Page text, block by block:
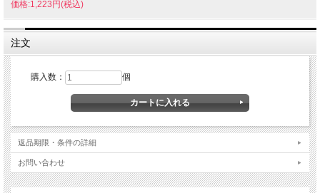
(アスパルテーム、L-フェニルアラニン化合物)、ビタミンA、マリーゴールド色素
【保存方法・保存期間・注意事項】
・ 高温多湿、直射日光を避けて冷暗所に保存してください。
・ のどに詰まらせないように注意してください。
・ 天然物を使用しておりますので、まれに色が変化することがありますが、品質
には問題ありません。
・ 体に合わない時はご使用をお止めください。
・ 賞味期限 …未開封 2年 開封後はお早めに
【食べ方・使い方】
・ 1日2粒を目安に必ず噛んでお召し上がりください。
【内容量】
150g(1g×150粒)
価格:1,223円(税込)
注文
購入数： 個
返品期限・条件の詳細
お問い合わせ